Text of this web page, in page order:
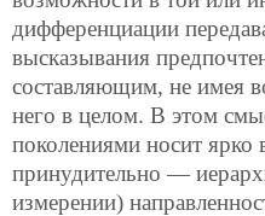
дифференциации
высказывания
составляющим, не имея
него в целом. В этом
поколениями носит
принудительно —
измерении)